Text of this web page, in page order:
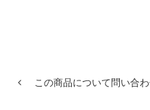
この商品について問い合